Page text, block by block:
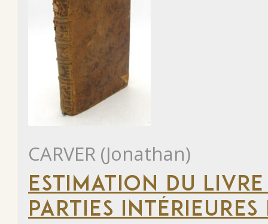
CARVER (Jonathan)
ESTIMATION DU
PARTIES